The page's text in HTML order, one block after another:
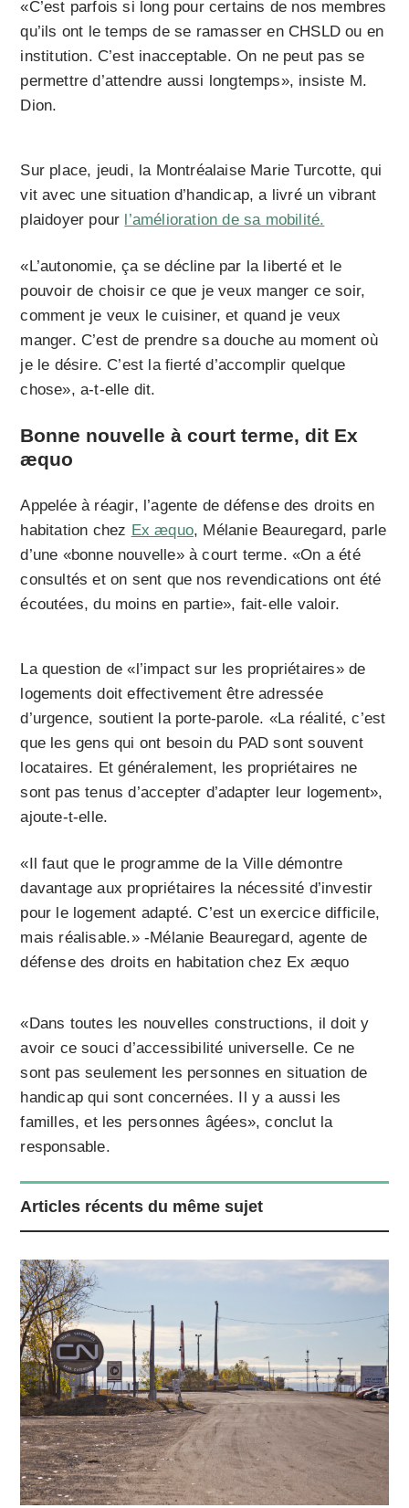
«C’est parfois si long pour certains de nos membres
qu’ils ont le temps de se ramasser en CHSLD ou en
institution. C’est inacceptable. On ne peut pas se
permettre d’attendre aussi longtemps», insiste M.
Dion.
Sur place, jeudi, la Montréalaise Marie Turcotte, qui
vit avec une situation d’handicap, a livré un vibrant
plaidoyer pour l’amélioration de sa mobilité.
«L’autonomie, ça se décline par la liberté et le
pouvoir de choisir ce que je veux manger ce soir,
comment je veux le cuisiner, et quand je veux
manger. C’est de prendre sa douche au moment où
je le désire. C’est la fierté d’accomplir quelque
chose», a-t-elle dit.
Bonne nouvelle à court terme, dit Ex
æquo
Appelée à réagir, l’agente de défense des droits en
habitation chez Ex æquo, Mélanie Beauregard, parle
d’une «bonne nouvelle» à court terme. «On a été
consultés et on sent que nos revendications ont été
écoutées, du moins en partie», fait-elle valoir.
La question de «l’impact sur les propriétaires» de
logements doit effectivement être adressée
d’urgence, soutient la porte-parole. «La réalité, c’est
que les gens qui ont besoin du PAD sont souvent
locataires. Et généralement, les propriétaires ne
sont pas tenus d’accepter d’adapter leur logement»,
ajoute-t-elle.
«Il faut que le programme de la Ville démontre
davantage aux propriétaires la nécessité d’investir
pour le logement adapté. C’est un exercice difficile,
mais réalisable.» -Mélanie Beauregard, agente de
défense des droits en habitation chez Ex æquo
«Dans toutes les nouvelles constructions, il doit y
avoir ce souci d’accessibilité universelle. Ce ne
sont pas seulement les personnes en situation de
handicap qui sont concernées. Il y a aussi les
familles, et les personnes âgées», conclut la
responsable.
Articles récents du même sujet